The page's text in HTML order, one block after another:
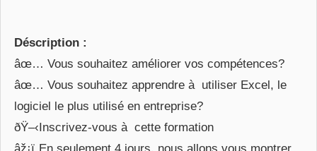
Déscription :
âœ… Vous souhaitez améliorer vos compétences?
âœ… Vous souhaitez apprendre à utiliser Excel, le
logiciel le plus utilisé en entreprise?
ðŸ–‹Inscrivez-vous à cette formation